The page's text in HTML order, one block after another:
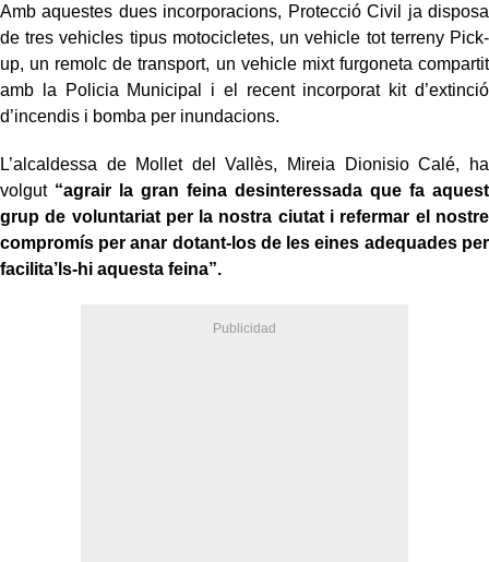
Amb aquestes dues incorporacions, Protecció Civil ja disposa
de tres vehicles tipus motocicletes, un vehicle tot terreny Pick-
up, un remolc de transport, un vehicle mixt furgoneta compartit
amb la Policia Municipal i el recent incorporat kit d’extinció
d’incendis i bomba per inundacions.
L’alcaldessa de Mollet del Vallès, Mireia Dionisio Calé, ha
volgut “agrair la gran feina desinteressada que fa aquest
grup de voluntariat per la nostra ciutat i refermar el nostre
compromís per anar dotant-los de les eines adequades per
facilita’ls-hi aquesta feina”.